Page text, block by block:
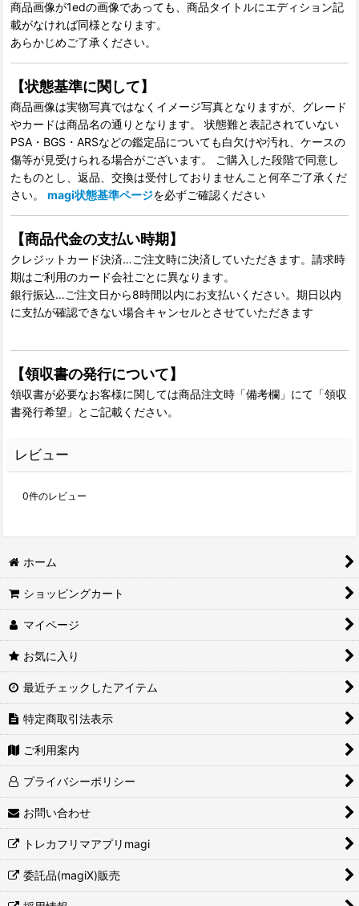
商品画像が1edの画像であっても、商品タイトルにエディション記
載がなければ同様となります。
あらかじめご了承ください。
【状態基準に関して】
商品画像は実物写真ではなくイメージ写真となりますが、グレード
やカードは商品名の通りとなります。 状態難と表記されていない
PSA・BGS・ARSなどの鑑定品についても白欠けや汚れ、ケースの
傷等が見受けられる場合がございます。 ご購入した段階で同意し
たものとし、返品、交換は受付しておりませんこと何卒ご了承くだ
さい。 magi状態基準ページを必ずご確認ください
【商品代金の支払い時期】
クレジットカード決済…ご注文時に決済していただきます。請求時
期はご利用のカード会社ごとに異なります。
銀行振込…ご注文日から8時間以内にお支払いください。期日以内
に支払が確認できない場合キャンセルとさせていただきます
【領収書の発行について】
領収書が必要なお客様に関しては商品注文時「備考欄」にて「領収
書発行希望」とご記載ください。
レビュー
0件のレビュー
ホーム
ショッピングカート
マイページ
お気に入り
最近チェックしたアイテム
特定商取引法表示
ご利用案内
プライバシーポリシー
お問い合わせ
トレカフリマアプリmagi
委託品(magiX)販売